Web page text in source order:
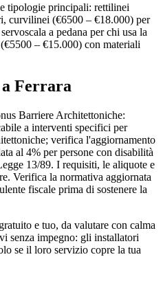
tipologie principali: rettilinei
curvilinei (€6500 – €18.000) per
a pedana per chi usa la
– €15.000) con materiali
Ferrara
Barriere Architettoniche:
a interventi specifici per
verifica l'aggiornamento
al 4% per persone con disabilità
13/89. I requisiti, le aliquote e
Verifica la normativa aggiornata
fiscale prima di sostenere la
e tuo, da valutare con calma
senza impegno: gli installatori
se il loro servizio copre la tua